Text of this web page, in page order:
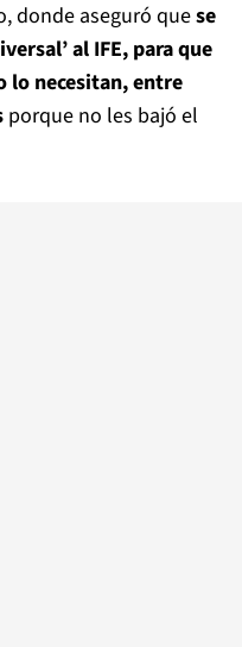
donde aseguró quese
al IFE, para que
lo necesitan, entre
porque no les bajó el